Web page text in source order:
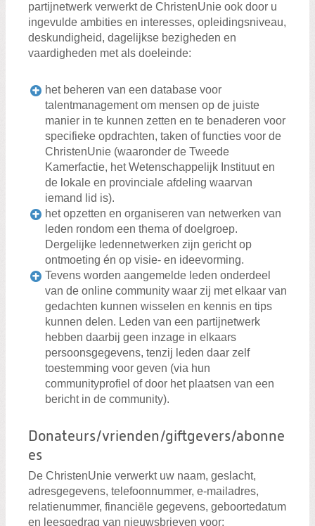
partijnetwerk verwerkt de ChristenUnie ook door u
ingevulde ambities en interesses, opleidingsniveau,
deskundigheid, dagelijkse bezigheden en
vaardigheden met als doeleinde:
het beheren van een database voor
talentmanagement om mensen op de juiste
manier in te kunnen zetten en te benaderen voor
specifieke opdrachten, taken of functies voor de
ChristenUnie (waaronder de Tweede
Kamerfactie, het Wetenschappelijk Instituut en
de lokale en provinciale afdeling waarvan
iemand lid is).
het opzetten en organiseren van netwerken van
leden rondom een thema of doelgroep.
Dergelijke ledennetwerken zijn gericht op
ontmoeting én op visie- en ideevorming.
Tevens worden aangemelde leden onderdeel
van de online community waar zij met elkaar van
gedachten kunnen wisselen en kennis en tips
kunnen delen. Leden van een partijnetwerk
hebben daarbij geen inzage in elkaars
persoonsgegevens, tenzij leden daar zelf
toestemming voor geven (via hun
communityprofiel of door het plaatsen van een
bericht in de community).
Donateurs/vrienden/giftgevers/abonne
es
De ChristenUnie verwerkt uw naam, geslacht,
adresgegevens, telefoonnummer, e-mailadres,
relatienummer, financiële gegevens, geboortedatum
en leesgedrag van nieuwsbrieven voor: